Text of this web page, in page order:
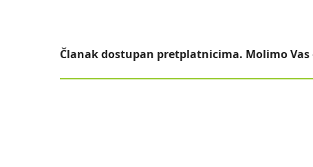
Članak dostupan pretplatnicima. Molimo Vas